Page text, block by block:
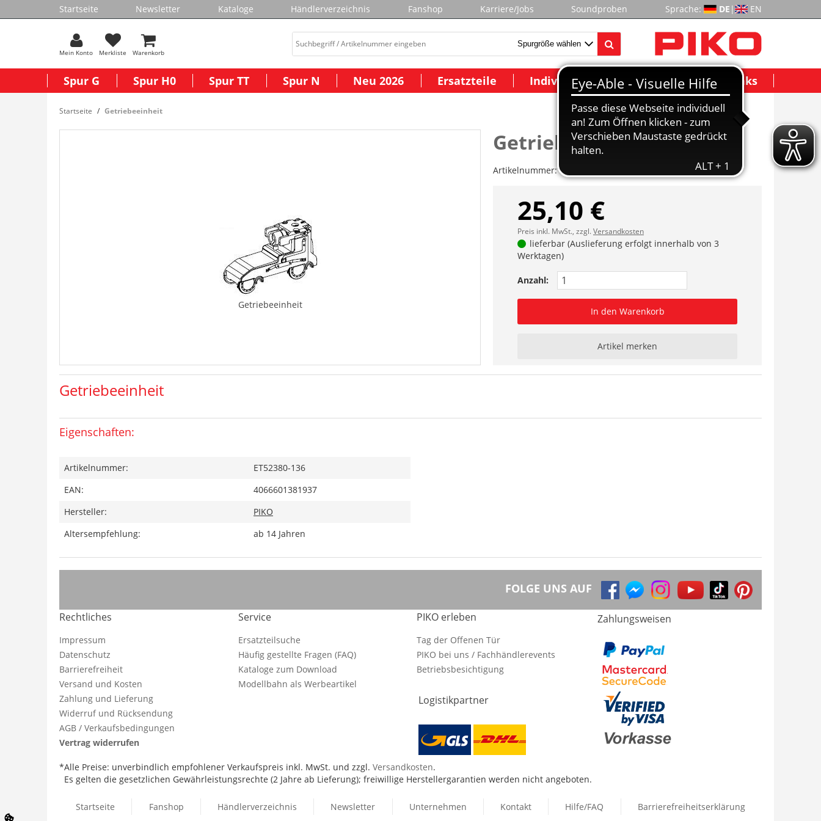
Startseite Newsletter Kataloge Händlerverzeichnis Fanshop Karriere/Jobs Soundproben Sprache: DE | EN
Mein Konto Merkliste Warenkorb
Spur G Spur H0 Spur TT Spur N Neu 2026 Ersatzteile Individuelle Modelle Wichtige Links
Startseite Getriebeeinheit
Getriebeeinheit
Getriebeeinheit
Artikelnummer:ET52380-136
25,10 €
Preis inkl. MwSt., zzgl.Versandkosten
lieferbar (Auslieferung erfolgt innerhalb von 3
Werktagen)
Anzahl:
In den Warenkorb
Artikel merken
Getriebeeinheit
Eigenschaften:
Artikelnummer:
ET52380-136
EAN:
4066601381937
Hersteller:
PIKO
Altersempfehlung:
ab 14 Jahren
FOLGE UNS AUF
Rechtliches
Impressum
Datenschutz
Barrierefreiheit
Versand und Kosten
Zahlung und Lieferung
Widerruf und Rücksendung
AGB / Verkaufsbedingungen
Vertrag widerrufen
Service
Ersatzteilsuche
Häufig gestellte Fragen (FAQ)
Kataloge zum Download
Modellbahn als Werbeartikel
PIKO erleben
Tag der Offenen Tür
PIKO bei uns / Fachhändlerevents
Betriebsbesichtigung
Logistikpartner
Zahlungsweisen
*Alle Preise: unverbindlich empfohlener Verkaufspreis inkl. MwSt. und zzgl. Versandkosten.
Es gelten die gesetzlichen Gewährleistungsrechte (2 Jahre ab Lieferung); freiwillige Herstellergarantien werden nicht angeboten.
Startseite Fanshop Händlerverzeichnis Newsletter Unternehmen Kontakt Hilfe/FAQ Barrierefreiheitserklärung